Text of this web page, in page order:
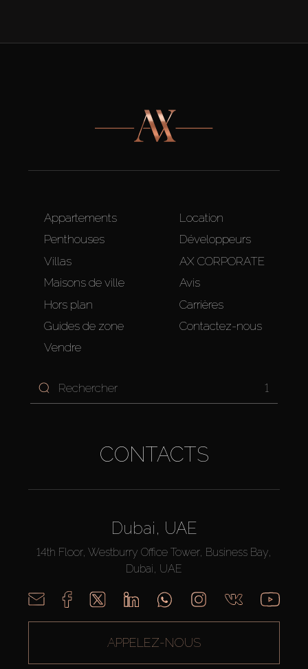
Appartements
Penthouses
Villas
Maisons de ville
Hors plan
Guides de zone
Vendre
Location
Développeurs
AX CORPORATE
Avis
Carrières
Contactez-nous
1
CONTACTS
Dubai, UAE
14th Floor, Westburry Office Tower, Business Bay,
Dubai, UAE
APPELEZ-NOUS